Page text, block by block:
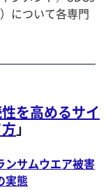
について各専門
を高めるサイ
」
サムウエア被害
実態